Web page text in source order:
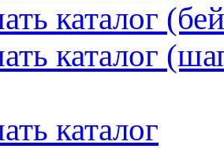
каталог
каталог
каталог